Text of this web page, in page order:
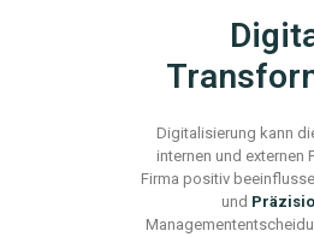
Digitalisierung kann
internen und externen
Firma positiv
und